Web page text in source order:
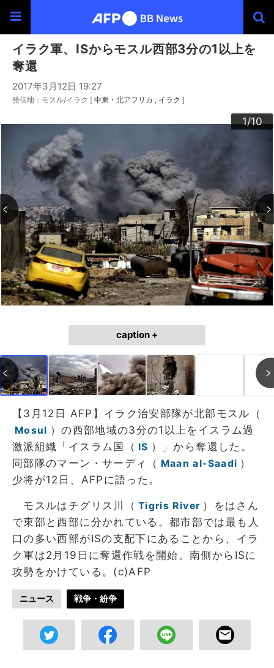
イラク軍、ISからモスル西部3分の1以上を
奪還
2017年3月12日 19:27
発信地：モスル/イラク [ 中東・北アフリカ イラク ]
1/10
2/10
3/10
4/10
5/10
6/10
7/10
8/10
9/10
10/10
caption +
【3月12日 AFP】イラク治安部隊が北部モスル（
Mosul ）の西部地域の3分の1以上をイスラム過
激派組織「イスラム国（ IS ）」から奪還した。
同部隊のマーン・サーディ（ Maan al-Saadi ）
少将が12日、AFPに語った。
モスルはチグリス川（ Tigris River ）をはさん
で東部と西部に分かれている。都市部では最も人
口の多い西部がISの支配下にあることから、イラ
ク軍は2月19日に奪還作戦を開始。南側からISに
攻勢をかけている。(c)AFP
ニュース 戦争・紛争